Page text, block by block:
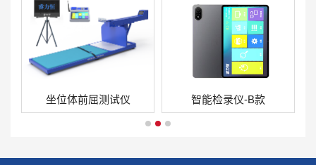
坐位体前屈测试仪 智能检录仪-B款